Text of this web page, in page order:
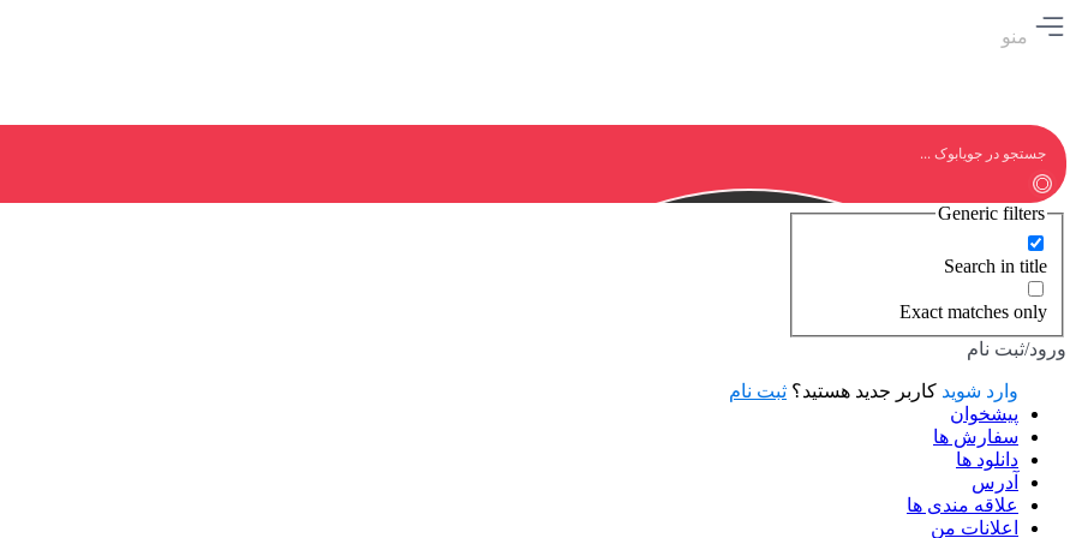
منو
Generic filters
Search in title
Exact matches only
ورود/ثبت نام
وارد شوید کاربر جدید هستید؟ ثبت نام
پیشخوان
سفارش ها
دانلود ها
آدرس
علاقه مندی ها
اعلانات من